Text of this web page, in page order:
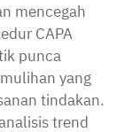
mencegah
CAPA
punca
yang
tindakan.
trend